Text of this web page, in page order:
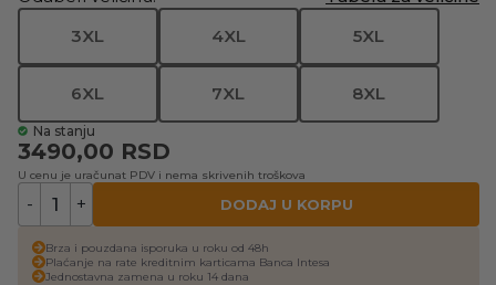
3XL
4XL 5XL
6XL 7XL 8XL
Na stanju
3490,00 RSD
U cenu je uračunat PDV i nema skrivenih troškova
- + DODAJ U KORPU
Brza i pouzdana isporuka u roku od 48h
Plaćanje na rate kreditnim karticama Banca Intesa
Jednostavna zamena u roku 14 dana